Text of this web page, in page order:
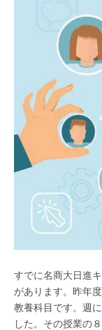
すでに名商大日進
があります。昨年
教養科目です。週
した。その授業の